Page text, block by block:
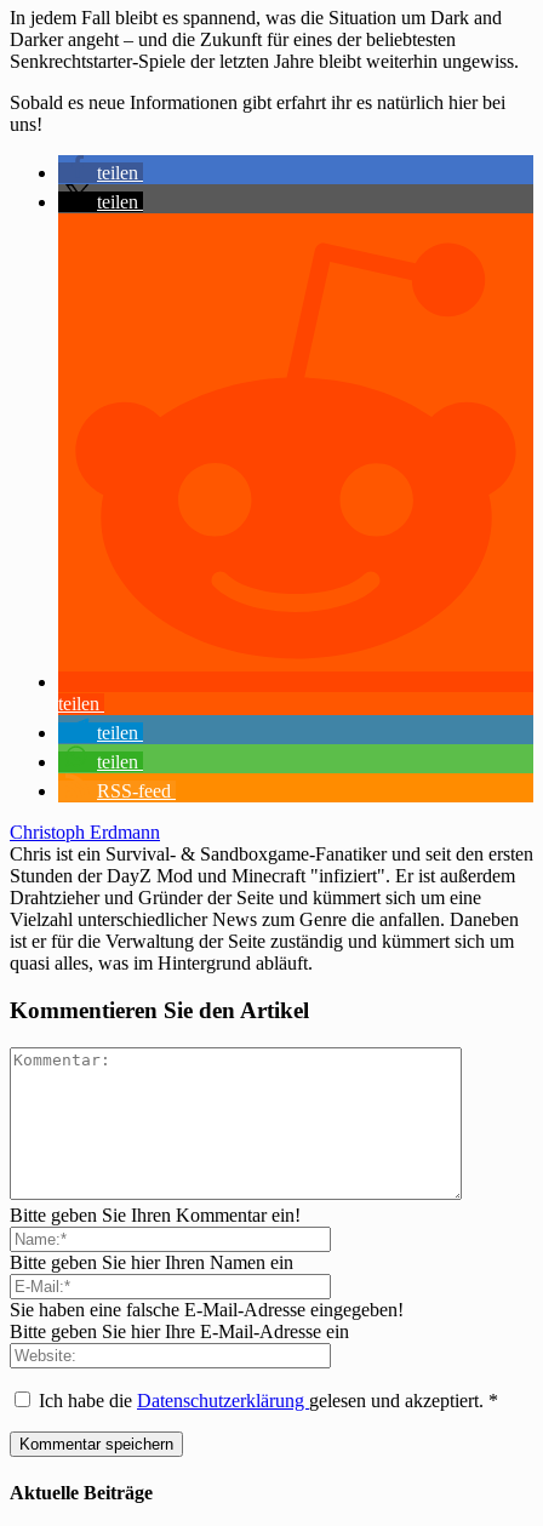
In jedem Fall bleibt es spannend, was die Situation um Dark and
Darker angeht – und die Zukunft für eines der beliebtesten
Senkrechtstarter-Spiele der letzten Jahre bleibt weiterhin ungewiss.
Sobald es neue Informationen gibt erfahrt ihr es natürlich hier bei
uns!
teilen
teilen
teilen
teilen
teilen
RSS-feed
Christoph Erdmann
Chris ist ein Survival- & Sandboxgame-Fanatiker und seit den ersten
Stunden der DayZ Mod und Minecraft "infiziert". Er ist außerdem
Drahtzieher und Gründer der Seite und kümmert sich um eine
Vielzahl unterschiedlicher News zum Genre die anfallen. Daneben
ist er für die Verwaltung der Seite zuständig und kümmert sich um
quasi alles, was im Hintergrund abläuft.
Kommentieren Sie den Artikel
Bitte geben Sie Ihren Kommentar ein!
Bitte geben Sie hier Ihren Namen ein
Sie haben eine falsche E-Mail-Adresse eingegeben!
Bitte geben Sie hier Ihre E-Mail-Adresse ein
Ich habe die Datenschutzerklärung gelesen und akzeptiert. *
Aktuelle Beiträge